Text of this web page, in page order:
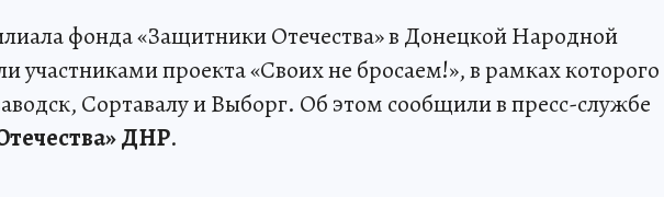
фонда «Защитники Отечества» в Донецкой Народной
участниками проекта «Своих не бросаем!», в рамках которого
Сортавалу и Выборг. Об этом сообщили в пресс-службе
ДНР.